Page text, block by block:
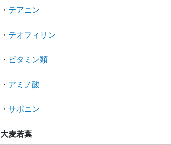
・ テアニン
・ テオフィリン
・ ビタミン類
・ アミノ酸
・ サポニン
大麦若葉